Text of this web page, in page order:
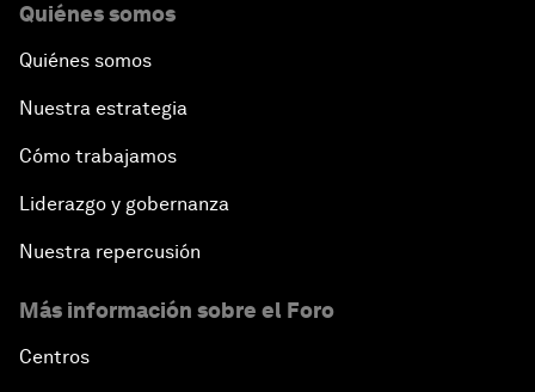
Quiénes somos
Quiénes somos
Nuestra estrategia
Cómo trabajamos
Liderazgo y gobernanza
Nuestra repercusión
Más información sobre el Foro
Centros